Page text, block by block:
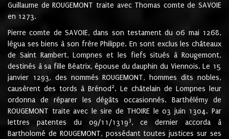
Guillaume de ROUGEMONT traite avec Thomas comte de SAVOIE
en 1273.
Pierre comte de SAVOIE, dans son testament du 06 mai 1268,
légua ses biens à son frère Philippe. En sont exclus les châteaux
de Saint Rambert, Lompnes et les fiefs situés à Rougemont,
destinés à sa fille Béatrix, épouse du dauphin du Viennois. Le 15
janvier 1293, des nommés ROUGEMONT, hommes dits nobles,
causèrent des tords à Brénod 2. Le châtelain de Lompnes leur
ordonna de réparer les dégâts occasionnés. Barthélémy de
ROUGEMONT traite avec le sire de THOIRE le 03 juin 1304. Par
lettres patentes du 09/11/13193, ce dernier accorda à
Bartholomé de ROUGEMONT, possédant toutes justices sur ses